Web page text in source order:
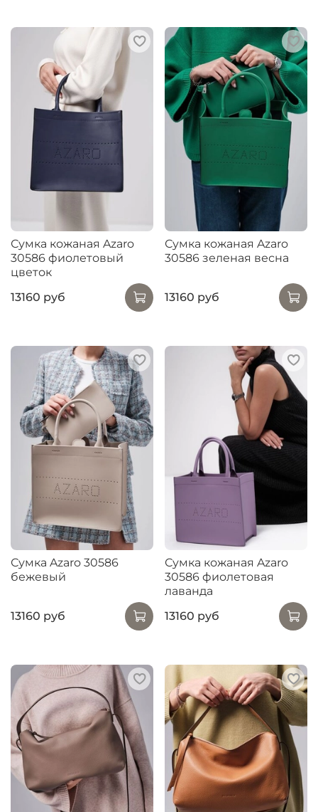
Сумка кожаная Azaro
30586 фиолетовый
цветок
13160 руб
Сумка кожаная Azaro
30586 зеленая весна
13160 руб
Сумка Azaro 30586
бежевый
13160 руб
Сумка кожаная Azaro
30586 фиолетовая
лаванда
13160 руб